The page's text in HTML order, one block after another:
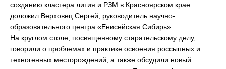
созданию кластера лития и РЗМ в Красноярском крае
доложил Верховец Сергей, руководитель научно-
образовательного центра «Енисейская Сибирь».
На круглом столе, посвященному старательскому делу,
говорили о проблемах и практике освоения россыпных и
техногенных месторождений, а также обсудили новый